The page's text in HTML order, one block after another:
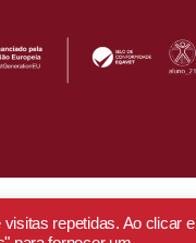
repetidas. Ao clicar